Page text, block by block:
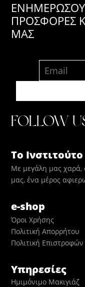
ΕΝΗΜΕΡΩΣΟΥ
ΠΡΟΣΦΟΡΕΣ
ΜΑΣ
FOLLOW
Το Ινστιτούτο
Με μεγάλη μας χαρά,
μας, ένα μέρος
e-shop
Όροι Χρήσης
Πολιτική Απορρήτου
Πολιτική Επιστροφών
Υπηρεσίες
Ημιμόνιμο Μακιγιάζ